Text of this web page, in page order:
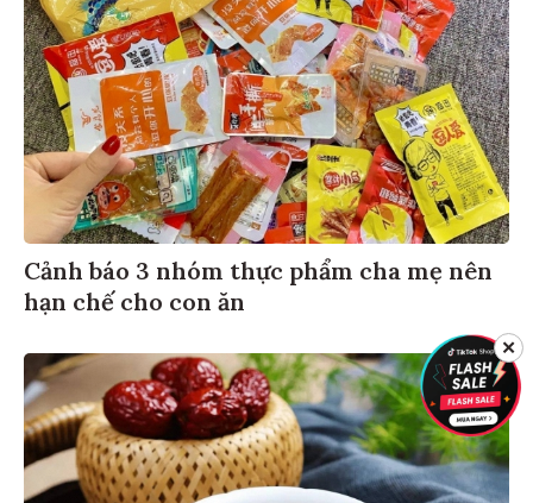
Cảnh báo 3 nhóm thực phẩm cha mẹ nên
hạn chế cho con ăn
✕